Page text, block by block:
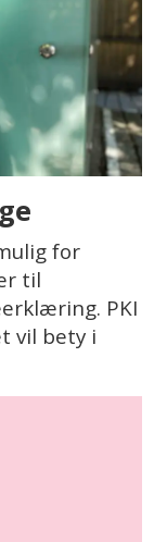
for
til
PKI
vil bety i